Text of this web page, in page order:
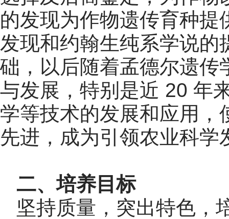
的发现为作物遗传育种
发现和约翰生纯系学说的
础，以后随着孟德尔遗传
与发展，特别是近 20 年
学等技术的发展和应用，
先进，成为引领农业科
二、培养目标
坚持质量，突出特色，